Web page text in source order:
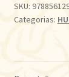
SKU:
Categorias: